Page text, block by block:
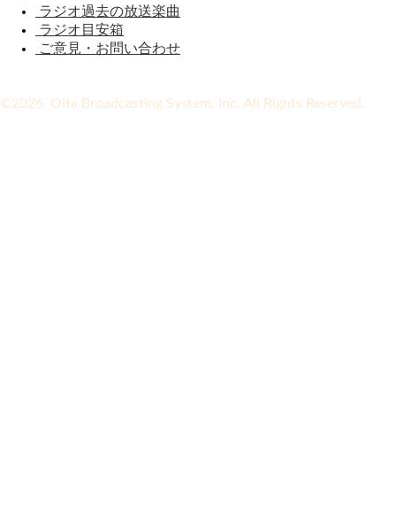
ラジオ過去の放送楽曲
ラジオ目安箱
ご意見・お問い合わせ
©2026 Oita Broadcasting System, Inc. All Rights Reserved.